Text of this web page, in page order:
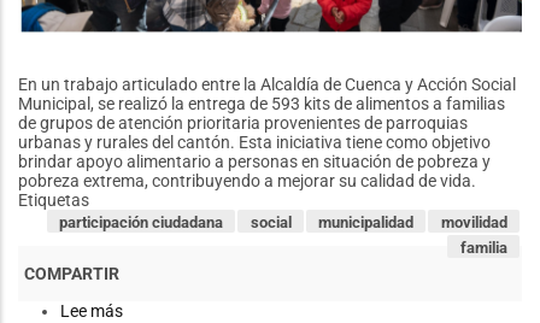
En un trabajo articulado entre la Alcaldía de Cuenca y Acción Social
Municipal, se realizó la entrega de 593 kits de alimentos a familias
de grupos de atención prioritaria provenientes de parroquias
urbanas y rurales del cantón. Esta iniciativa tiene como objetivo
brindar apoyo alimentario a personas en situación de pobreza y
pobreza extrema, contribuyendo a mejorar su calidad de vida.
Etiquetas
movilidad
municipalidad
social
participación ciudadana
familia
Lee más